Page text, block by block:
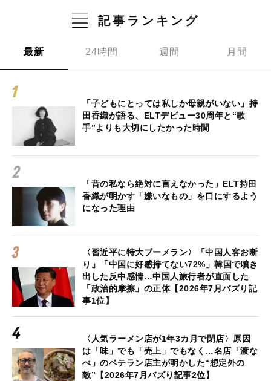
記事ランキング
最新 24時間 週間 月間
「子どもにとっては私しか母親がいない」持
田香織が語る、ELTデビュー30周年と“歌
手”よりも大切にしたかった時間
「昔の私なら絶対に言えなかった」ELT持田
香織が明かす「嫌いなもの」を口にするよう
になった理由
〈習近平に特大ブーメラン〉「中国人客お断
り」「中国に好感持てない72%」韓国で噴き
出した反中感情…中国人旅行者が直面した
「政治的摩擦」の正体【2026年7月バズり記
事1位】
〈人気ラーメン店が1年3カ月で閉店〉原因
は「味」でも「売上」でもなく…名店「渡な
べ」のベテラン店主が明かした“想定外の
敵”【2026年7月バズり記事2位】